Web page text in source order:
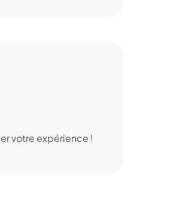
votre expérience !